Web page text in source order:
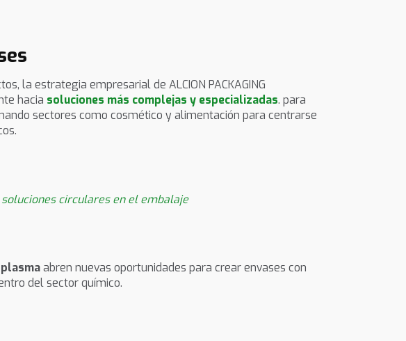
la estrategia empresarial de ALCION PACKAGING
hacia soluciones más complejas y especializadas. para
sectores como cosmético y alimentación para centrarse
circulares en el embalaje
abren nuevas oportunidades para crear envases con
del sector químico.